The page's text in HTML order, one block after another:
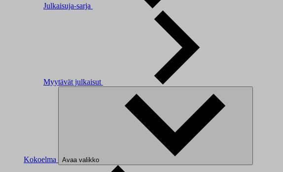
Julkaisuja-sarja
Myytävät julkaisut
Kokoelma Avaa valikko